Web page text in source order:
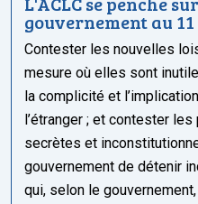
gouvernement au
Contester les nouvelles
mesure où elles sont
la complicité et
l’étranger ; et contester
secrètes et
gouvernement de détenir
qui, selon le